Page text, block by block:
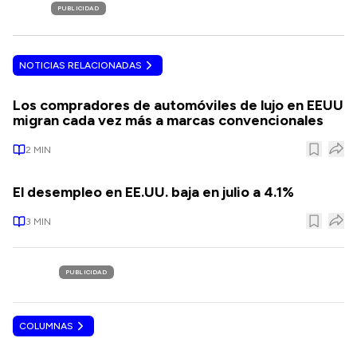
PUBLICIDAD
NOTICIAS RELACIONADAS
Los compradores de automóviles de lujo en EEUU
migran cada vez más a marcas convencionales
2 MIN
El desempleo en EE.UU. baja en julio a 4.1%
3 MIN
PUBLICIDAD
COLUMNAS